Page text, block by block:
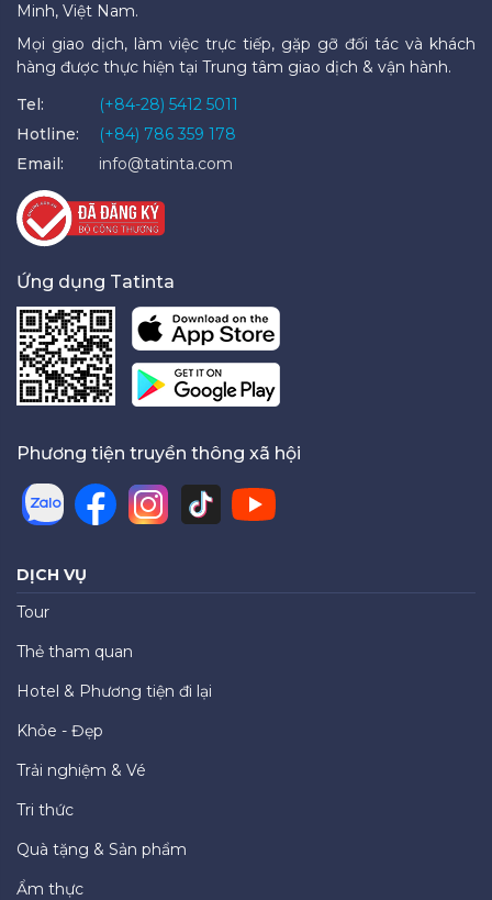
Minh, Việt Nam.
Mọi giao dịch, làm việc trực tiếp, gặp gỡ đối tác và khách
hàng được thực hiện tại Trung tâm giao dịch & vận hành.
Tel:
(+84-28) 5412 5011
Hotline:
(+84) 786 359 178
Email:
info@tatinta.com
Ứng dụng Tatinta
Phương tiện truyền thông xã hội
DỊCH VỤ
Tour
Thẻ tham quan
Hotel & Phương tiện đi lại
Khỏe - Đẹp
Trải nghiệm & Vé
Tri thức
Quà tặng & Sản phẩm
Ẩm thực